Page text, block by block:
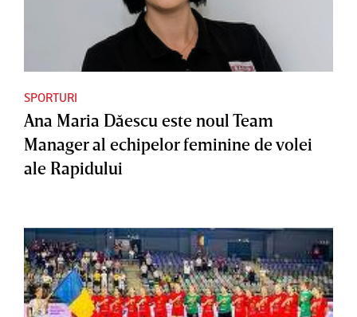
SPORTURI
Ana Maria Dăescu este noul Team
Manager al echipelor feminine de volei
ale Rapidului